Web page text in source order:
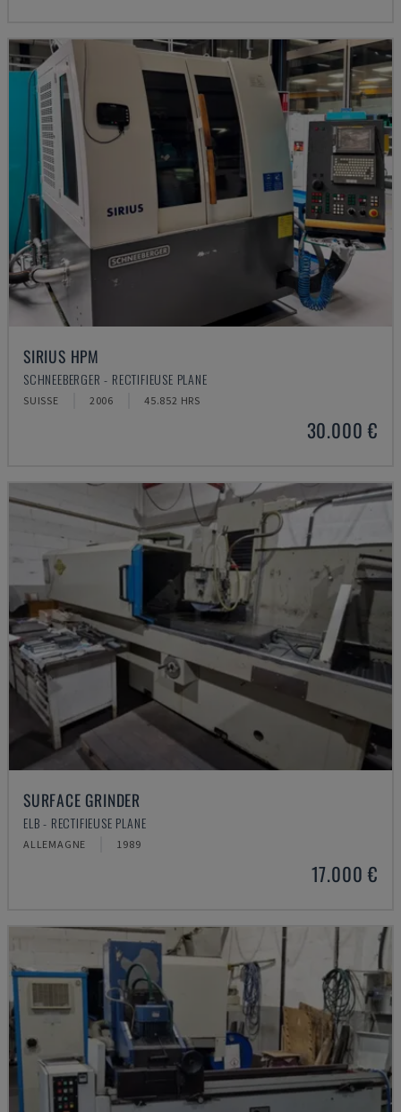
SIRIUS HPM
SCHNEEBERGER - RECTIFIEUSE PLANE
SUISSE 2006 45.852 HRS
30.000 €
SURFACE GRINDER
ELB - RECTIFIEUSE PLANE
ALLEMAGNE 1989
17.000 €